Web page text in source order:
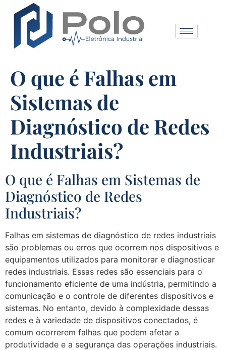
O que é Falhas em
Sistemas de
Diagnóstico de Redes
Industriais?
O que é Falhas em Sistemas de
Diagnóstico de Redes
Industriais?
Falhas em sistemas de diagnóstico de redes industriais
são problemas ou erros que ocorrem nos dispositivos e
equipamentos utilizados para monitorar e diagnosticar
redes industriais. Essas redes são essenciais para o
funcionamento eficiente de uma indústria, permitindo a
comunicação e o controle de diferentes dispositivos e
sistemas. No entanto, devido à complexidade dessas
redes e à variedade de dispositivos conectados, é
comum ocorrerem falhas que podem afetar a
produtividade e a segurança das operações industriais.